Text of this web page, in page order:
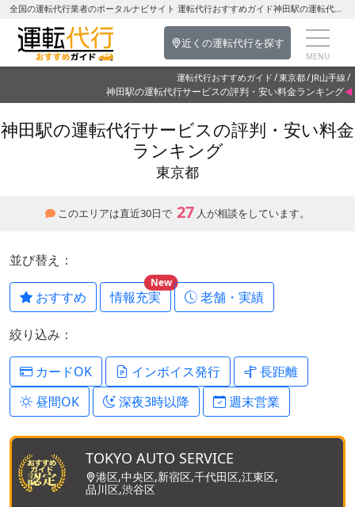
全国の運転代行業者のポータルナビサイト 運転代行おすすめガイド神田駅の運転代行を探す-東京都の運転代行
近くの運転代行を探す
運転代行おすすめガイド 東京都 JR山手線
神田駅の運転代行サービスの評判・安い料金ランキング
神田駅の運転代行サービスの評判・安い料金
ランキング
東京都
このエリアは直近30日で 27 人が相談をしています。
並び替え：
おすすめ 情報充実
New
老舗・実績
絞り込み：
カードOK インボイス発行
長距離
昼間OK
深夜3時以降 週末営業
TOKYO AUTO SERVICE
港区,中央区,新宿区,千代田区,江東区,
品川区,渋谷区